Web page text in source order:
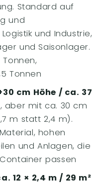
Standard auf
und
und Industrie,
und Saisonlager.
Tonnen
cm Höhe / ca. 37
aber mit ca. 30 cm
m statt 2,4 m).
hohen
und Anlagen, die
passen
12 × 2,4 m / 29 m²